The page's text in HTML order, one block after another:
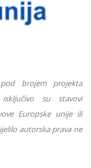
brojem projekta
su stavovi
Europske unije ili
autorska prava ne